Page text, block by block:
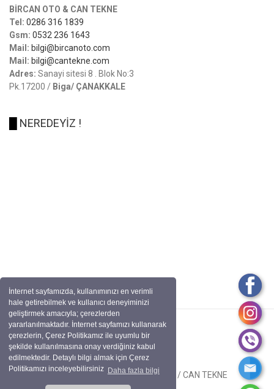
İnternet sayfamızda, kullanımınızı en verimli
hale getirebilmek ve kullanıcı deneyiminizi
geliştirmek amacıyla; çerezlerden
yararlanılmaktadır. İnternet sayfamızı kullanarak
çerezlerin, Çerez Politikamız ile uyumlu bir
şekilde kullanılmasına onay verdiğiniz kabul
edilmektedir. Detaylı bilgi almak için Çerez
Politikamızı inceleyebilirsiniz Daha fazla bilgi
BİRCAN OTO & CAN TEKNE
Tel: 0286 316 1839
Gsm: 0532 236 1643
Mail: bilgi@bircanoto.com
Mail: bilgi@cantekne.com
Adres: Sanayi sitesi 8 . Blok No:3
Pk.17200 / Biga/ ÇANAKKALE
NEREDEYİZ !
Tüm Hakları Saklıdır. BİRCAN OTO / CAN TEKNE